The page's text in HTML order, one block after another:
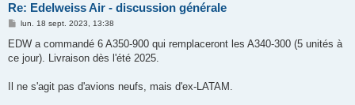
Re: Edelweiss Air - discussion générale
M
s
a
lun. 18 sept. 2023, 13:38
EDW a commandé 6 A350-900 qui remplaceront les A340-300 (5 unités à
ce jour). Livraison dès l'été 2025.
Il ne s'agit pas d'avions neufs, mais d'ex-LATAM.